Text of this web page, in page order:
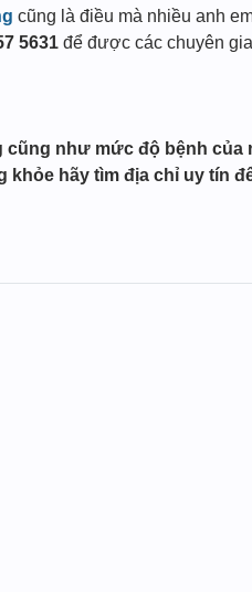
cũng là điều mà nhiều anh
5631 để được các chuyên
cũng như mức độ bệnh của
hãy tìm địa chỉ uy tín